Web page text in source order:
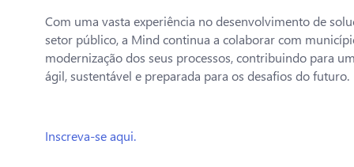
Com uma vasta experiência no desenvolvimento de
setor público, a Mind continua a colaborar com
modernização dos seus processos, contribuindo para
ágil, sustentável e preparada para os desafios do futuro.
Inscreva-se aqui.